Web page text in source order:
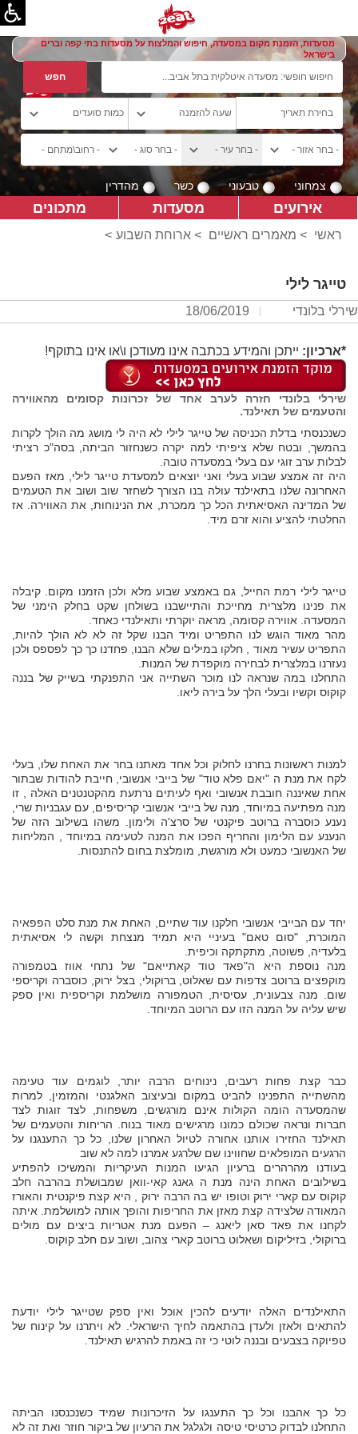
מסעדות, הזמנת מקום במסעדה, חיפוש והמלצות על מסעדות בתי קפה וברים
בישראל
צמחוני טבעוני כשר מהדרין
אירועים מסעדות מתכונים
ראשי > מאמרים ראשיים > ארוחת השבוע >
טייגר לילי
שירלי בלונדי 18/06/2019
*ארכיון: ייתכן והמידע בכתבה אינו מעודכן ו\או אינו בתוקף!
שירלי בלונדי חזרה לערב אחד של זכרונות קסומים מהאווירה
והטעמים של תאילנד.
כשנכנסתי בדלת הכניסה של טייגר לילי לא היה לי מושג מה הולך לקרות
בהמשך, ובטח שלא ציפיתי למה יקרה כשנחזור הביתה, בסה"כ רציתי
לבלות ערב זוגי עם בעלי במסעדה טובה.
היה זה אמצע שבוע בעלי ואני יוצאים למסעדת טייגר לילי, מאז הפעם
האחרונה שלנו בתאילנד עולה בנו הצורך לשחזר שוב ושוב את הטעמים
של המדינה האסיאתית הכל כך ממכרת, את הנינוחות, את האווירה. אז
החלטתי להציע והוא זרם מיד.
טייגר לילי רמת החייל, גם באמצע שבוע מלא ולכן הזמנו מקום. קיבלה
את פנינו מלצרית מחייכת והתיישבנו בשולחן שקט בחלק הימני של
המסעדה. אווירה קסומה, מראה יוקרתי ותאילנדי כאחד.
מהר מאוד הוגש לנו התפריט ומיד הבנו שקל זה לא לא הולך להיות,
התפריט עשיר מאוד , חלקו במילים שלא הבנו, פחדנו כך כך לפספס ולכן
נעזרנו במלצרית לבחירה מוקפדת של המנות.
התחלנו במה שנראה לנו מוכר השתייה אני התפנקתי בשייק של בננה
קוקוס וקשיו ובעלי הלך על בירה ליאו.
למנות ראשונות בחרנו לחלוק וכל אחד מאתנו בחר את האחת שלו, בעלי
לקח את מנת ה "יאם פלא טוד" של בייבי אנשובי, חייבת להודות שבתור
אחת שאיננה חובבת אנשובי ואף לעיתים נרתעת מהקטנטנים האלה , זו
מנה מפתיעה במיוחד, מנה של בייבי אנשובי קריסיפים, עם עגבניות שרי,
נענע כוסברה ברוטב פיקנטי של סרצ'ה ולימון. משהו בשילוב הזה של
הנענע עם הלימון והחריף הפכו את המנה לטעימה במיוחד , המליחות
של האנשובי כמעט ולא מורגשת, מומלצת בחום להתנסות.
יחד עם הבייבי אנשובי חלקנו עוד שתיים, האחת את מנת סלט הפפאיה
המוכרת, "סום טאם" בעיניי היא תמיד מנצחת וקשה לי אסיאתית
בלעדיה, פשוטה, מתקתקה וכיפית.
מנה נוספת היא ה"פאד טוד קאתייאם" של נתחי אווז בטמפורה
מוקפצים ברוטב צדפות עם שאלוט, ברוקולי, בצל ירוק, כוסברה וקריספי
שום. מנה צבעונית, עסיסית, הטמפורה מושלמת וקריספית ואין ספק
שיש עליה על המנה הזו עם הרוטב המיוחד.
כבר קצת פחות רעבים, נינוחים הרבה יותר, לוגמים עוד טעימה
מהשתייה התפנינו להביט במקום ובעיצוב האלגנטי והמזמין, למרות
שהמסעדה הומה הקולות אינם מורגשים, משפחות, לצד זוגות לצד
חברות ונראה שכולם כמונו מרגישים מאוד בנוח. הריחות והטעמים של
תאילנד החזירו אותנו אחורה לטיול האחרון שלנו, כל כך התענגנו על
הרגעים המופלאים שחווינו שם שלרגע אמרנו למה לא שוב
בעודנו מהרהרים ברעיון הגיעו המנות העיקריות והמשיכו להפתיע
בשילובים האחת הינה מנת ה גאנג קאי-וואן שמבושלת בהרבה חלב
קוקוס עם קארי ירוק וטופו יש בה הרבה ירוק , היא קצת פיקנטית והאורז
המאודה שלצידה קצת מאזן את החריפות והופך אותה למושלמת. איתה
לקחנו את פאד סאן ליאנג – הפעם מנת אטריות ביצים עם מולים
ברוקולי, בזיליקום ושאלוט ברוטב קארי צהוב, ושוב עם חלב קוקוס.
התאילנדים האלה יודעים להכין אוכל ואין ספק שטייגר לילי יודעת
להתאים ולאזן ולעדן בהתאמה לחיך הישראלי. לא ויתרנו על קינוח של
טפיוקה בצבעים ובננה לוטי כי זה באמת להרגיש תאילנד.
כל כך אהבנו וכל כך התענגו על הזיכרונות שמיד כשנכנסנו הביתה
התחלנו לבדוק כרטיסי טיסה ולגלגל את הרעיון של ביקור חוזר ואת זה לא